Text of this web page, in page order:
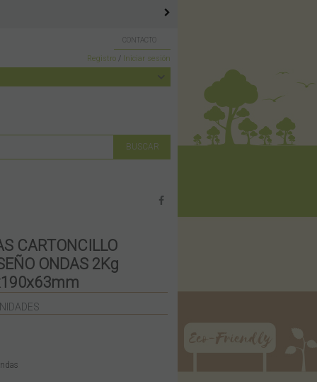
Registro / Iniciar sesión
CONTACTO
CARTONCILLO
ONDAS 2Kg